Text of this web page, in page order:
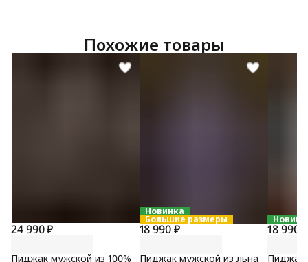
Похожие товары
24 990 ₽
Пиджак мужской из 100%
Новинка
Большие размеры
18 990 ₽
Пиджак мужской из льна
18 990 ₽
Пиджак